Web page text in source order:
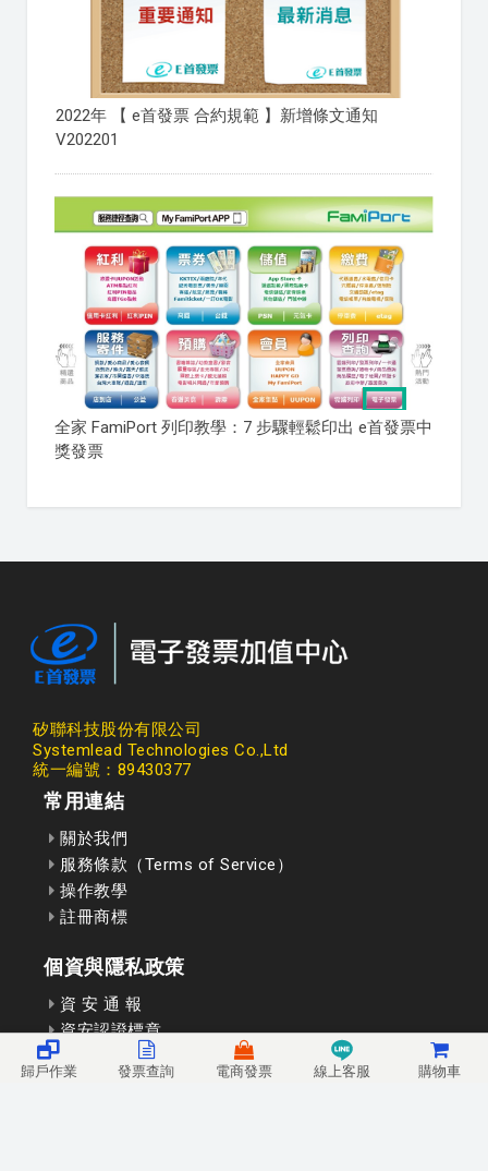
歸戶作業 發票查詢 電商發票 線上客服 購物車
2022年 【 e首發票 合約規範 】新增條文通知
V202201
全家 FamiPort 列印教學：7 步驟輕鬆印出 e首發票中
獎發票
矽聯科技股份有限公司
Systemlead Technologies Co.,Ltd
統一編號：89430377
常用連結
關於我們
服務條款（Terms of Service）
操作教學
註冊商標
個資與隱私政策
資 安 通 報
資安認證標章
聯絡我們